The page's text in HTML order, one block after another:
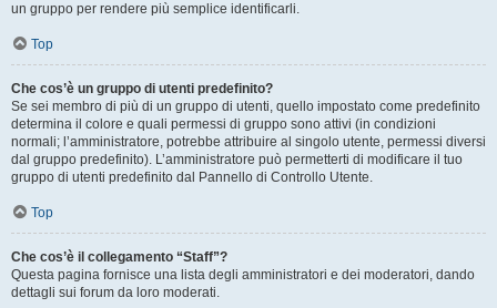
un gruppo per rendere più semplice identificarli.
Top
Che cos’è un gruppo di utenti predefinito?
Se sei membro di più di un gruppo di utenti, quello impostato come predefinito
determina il colore e quali permessi di gruppo sono attivi (in condizioni
normali; l’amministratore, potrebbe attribuire al singolo utente, permessi diversi
dal gruppo predefinito). L’amministratore può permetterti di modificare il tuo
gruppo di utenti predefinito dal Pannello di Controllo Utente.
Top
Che cos’è il collegamento “Staff”?
Questa pagina fornisce una lista degli amministratori e dei moderatori, dando
dettagli sui forum da loro moderati.